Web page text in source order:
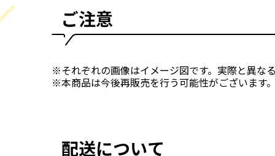
ご注意
※それぞれの画像はイメージ図です。実際と異なる
※本商品は今後再販売を行う可能性がございます。
配送について